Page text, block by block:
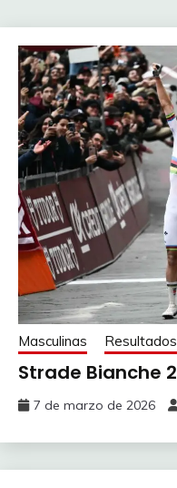
Masculinas Resultados
Strade Bianche
7 de marzo de 2026